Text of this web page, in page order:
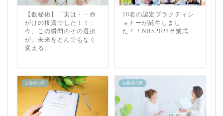
【数秘術】「実は・・命
がけの投資でした！！」
今、この瞬間のその選択
が、未来をとんでもなく
変える。
10名の認定プラクティシ
ョナーが誕生しまし
た！！NRS2024卒業式
お客様の声 お客様の声